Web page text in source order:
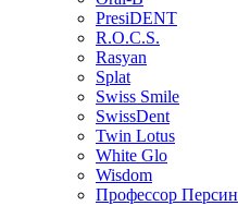
PresiDENT
R.O.C.S.
Rasyan
Splat
Swiss Smile
SwissDent
Twin Lotus
White Glo
Wisdom
Профессор Персин